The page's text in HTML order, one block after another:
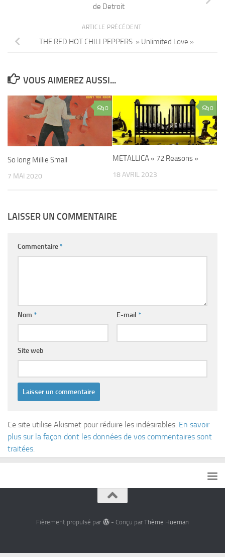
de Detroit
ARTICLE PRÉCÉDENT
THE RED HOT CHILI PEPPERS » Unlimited Love »
VOUS AIMEREZ AUSSI...
0
So long Millie Small
7 MAI 2020
0
METALLICA « 72 Reasons »
18 AVRIL 2023
LAISSER UN COMMENTAIRE
Commentaire*
Nom * E-mail *
Site web
Ce site utilise Akismet pour réduire les indésirables. En savoir
plus sur la façon dont les données de vos commentaires sont
traitées.
Fièrement propulsé par - Conçu par Thème Hueman